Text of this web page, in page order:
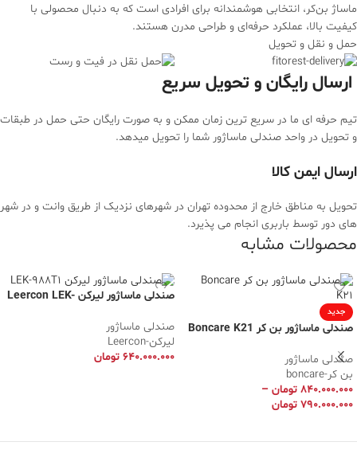
ماساژ بن‌کر، انتخابی هوشمندانه برای افرادی است که به دنبال محصولی با
کیفیت بالا، عملکرد حرفه‌ای و طراحی مدرن هستند.
حمل و نقل و تحویل
ارسال رایگان و تحویل سریع
تیم حرفه ای ما در سریع ترین زمان ممکن و به صورت رایگان حتی حمل در طبقات
و تحویل در واحد صندلی ماساژور شما را تحویل میدهد.
ارسال ایمن کالا
تحویل به مناطق خارج از محدوده تهران در شهرهای نزدیک از طریق وانت و در شهر
های دور توسط باربری انجام می پذیرد.
محصولات مشابه
جدید
صندلی ماساژور بن کر Boncare K21
صندلی ماساژور
بن کر-boncare
۸۴۰.۰۰۰.۰۰۰ تومان –
۷۹۰.۰۰۰.۰۰۰ تومان
صندلی ماساژور لیرکن Leercon LEK-
صندلی ماساژور
لیرکن-Leercon
۶۴۰.۰۰۰.۰۰۰ تومان